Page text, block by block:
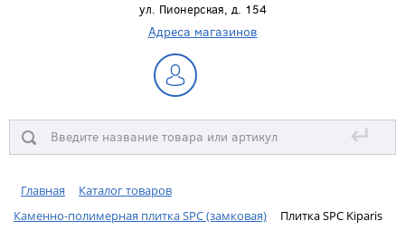
ул. Пионерская, д. 154
Адреса магазинов
↵
Главная
Каталог товаров
Каменно-полимерная плитка SPC (замковая)
Плитка SPC Kiparis